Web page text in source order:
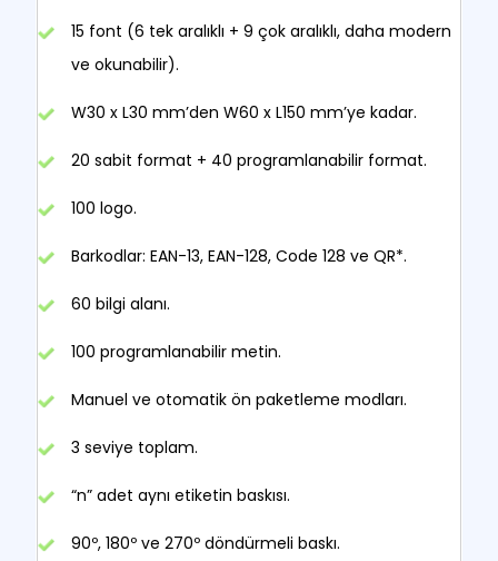
15 font (6 tek aralıklı + 9 çok aralıklı, daha modern
ve okunabilir).
W30 x L30 mm’den W60 x L150 mm’ye kadar.
20 sabit format + 40 programlanabilir format.
100 logo.
Barkodlar: EAN-13, EAN-128, Code 128 ve QR*.
60 bilgi alanı.
100 programlanabilir metin.
Manuel ve otomatik ön paketleme modları.
3 seviye toplam.
“n” adet aynı etiketin baskısı.
90º, 180º ve 270º döndürmeli baskı.